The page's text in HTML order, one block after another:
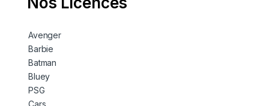
Avenger
Barbie
Batman
Bluey
PSG